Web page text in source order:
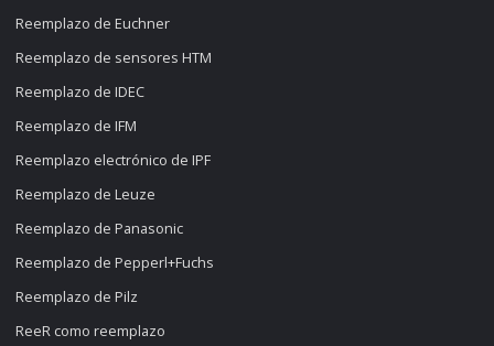
Reemplazo de Euchner
Reemplazo de sensores HTM
Reemplazo de IDEC
Reemplazo de IFM
Reemplazo electrónico de IPF
Reemplazo de Leuze
Reemplazo de Panasonic
Reemplazo de Pepperl+Fuchs
Reemplazo de Pilz
ReeR como reemplazo